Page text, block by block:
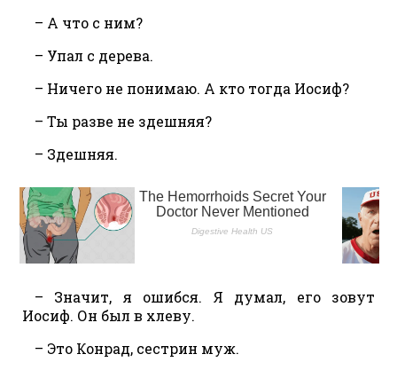
– А что с ним?
– Упал с дерева.
– Ничего не понимаю. А кто тогда Иосиф?
– Ты разве не здешняя?
– Здешняя.
– Значит, я ошибся. Я думал, его зовут
Иосиф. Он был в хлеву.
– Это Конрад, сестрин муж.